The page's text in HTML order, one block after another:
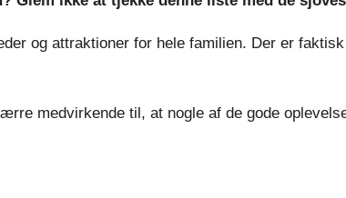
og attraktioner for hele familien. Der er
medvirkende til, at nogle af de gode